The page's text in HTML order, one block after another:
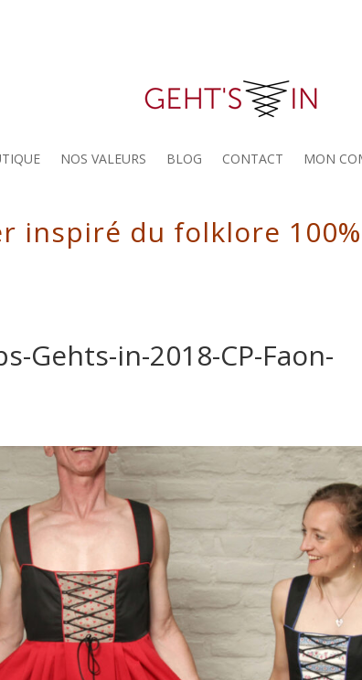
NOS VALEURS BLOG CONTACT MON
inspiré du folklore
Gehts-in-2018-CP-Faon-